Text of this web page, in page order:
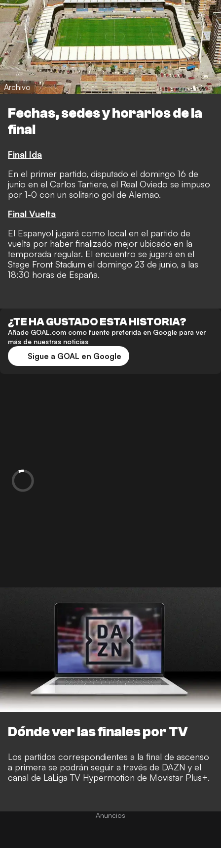
Archivo
Fechas, sedes y horarios de la
final
Final Ida
En el primer partido, disputado el domingo 16 de
junio en el Carlos Tartiere, el Real Oviedo se impuso
por 1-0 con un solitario gol de Alemao.
Final Vuelta
El Espanyol jugará como local en el partido de
vuelta por haber finalizado mejor ubicado en la
temporada regular. El encuentro se jugará en el
Stage Front Stadium el domingo 23 de junio, a las
18:30 horas de España.
¿TE HA GUSTADO ESTA HISTORIA?
Añade GOAL.com como fuente preferida en Google para ver
más de nuestras noticias
Sigue a GOAL en Google
Dónde ver las finales por TV
Los partidos correspondientes a la final de ascenso
a primera se podrán seguir a través de DAZN y el
canal de LaLiga TV Hypermotion de Movistar Plus+.